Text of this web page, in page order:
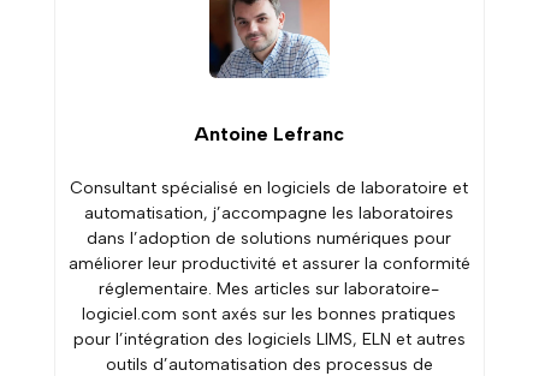
Antoine Lefranc
Consultant spécialisé en logiciels de laboratoire et
automatisation, j’accompagne les laboratoires
dans l’adoption de solutions numériques pour
améliorer leur productivité et assurer la conformité
réglementaire. Mes articles sur laboratoire-
logiciel.com sont axés sur les bonnes pratiques
pour l’intégration des logiciels LIMS, ELN et autres
outils d’automatisation des processus de